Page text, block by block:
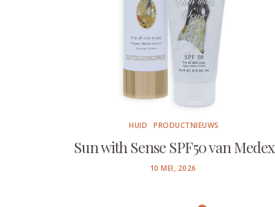
HUID PRODUCTNIEUWS
Sun with Sense SPF50 van Medex
POSTED
10 MEI, 2026